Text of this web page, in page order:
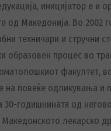
иницијатор е и
од Македонија. Во 2002
техничари и стручни
образовен процес во
факултет,
на повеќе одликувања
годишнината од
Македонското лекарско